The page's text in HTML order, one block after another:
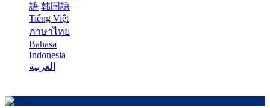
語 韩国語
Tiếng Việt
ภาษาไทย
Bahasa
Indonesia
العربية